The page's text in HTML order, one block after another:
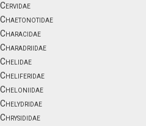
Cervidae
Chaetonotidae
Characidae
Charadriidae
Chelidae
Cheliferidae
Cheloniidae
Chelydridae
Chrysididae